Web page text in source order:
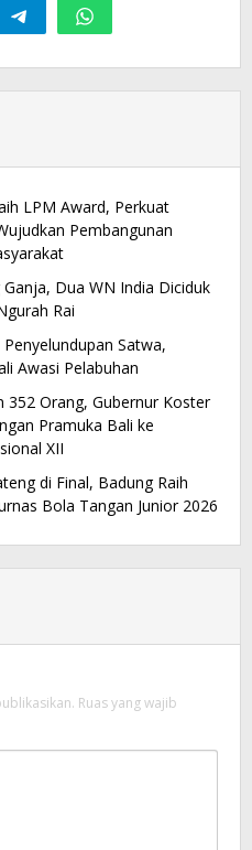
LPM Award, Perkuat
Pembangunan
Dua WN India Diciduk
Rai
Satwa,
Awasi Pelabuhan
352 Orang, Gubernur Koster
Pramuka Bali ke
XII
di Final, Badung Raih
Bola Tangan Junior 2026
Ruas yang wajib